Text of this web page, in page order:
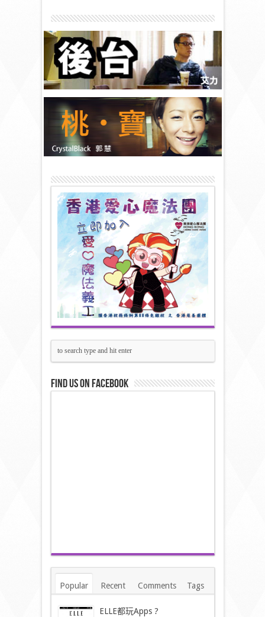
Find us on Facebook
Popular Recent Comments Tags
ELLE都玩Apps ?